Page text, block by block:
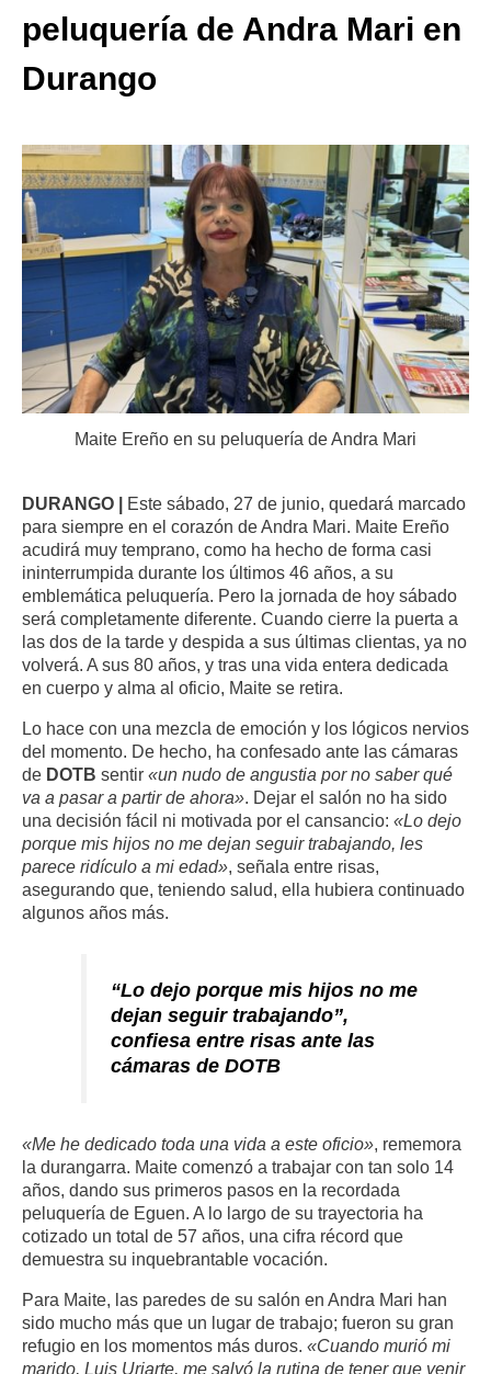
peluquería de Andra Mari en
Durango
Maite Ereño en su peluquería de Andra Mari
DURANGO | Este sábado, 27 de junio, quedará marcado
para siempre en el corazón de Andra Mari. Maite Ereño
acudirá muy temprano, como ha hecho de forma casi
ininterrumpida durante los últimos 46 años, a su
emblemática peluquería. Pero la jornada de hoy sábado
será completamente diferente. Cuando cierre la puerta a
las dos de la tarde y despida a sus últimas clientas, ya no
volverá. A sus 80 años, y tras una vida entera dedicada
en cuerpo y alma al oficio, Maite se retira.
Lo hace con una mezcla de emoción y los lógicos nervios
del momento. De hecho, ha confesado ante las cámaras
de DOTB sentir «un nudo de angustia por no saber qué
va a pasar a partir de ahora». Dejar el salón no ha sido
una decisión fácil ni motivada por el cansancio: «Lo dejo
porque mis hijos no me dejan seguir trabajando, les
parece ridículo a mi edad», señala entre risas,
asegurando que, teniendo salud, ella hubiera continuado
algunos años más.
“Lo dejo porque mis hijos no me
dejan seguir trabajando”,
confiesa entre risas ante las
cámaras de DOTB
«Me he dedicado toda una vida a este oficio», rememora
la durangarra. Maite comenzó a trabajar con tan solo 14
años, dando sus primeros pasos en la recordada
peluquería de Eguen. A lo largo de su trayectoria ha
cotizado un total de 57 años, una cifra récord que
demuestra su inquebrantable vocación.
Para Maite, las paredes de su salón en Andra Mari han
sido mucho más que un lugar de trabajo; fueron su gran
refugio en los momentos más duros. «Cuando murió mi
marido, Luis Uriarte, me salvó la rutina de tener que venir